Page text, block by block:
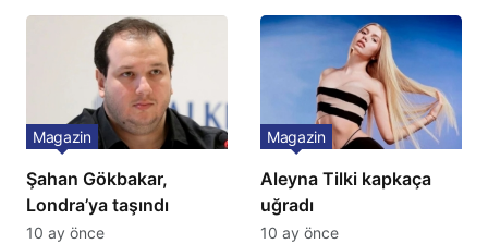
Çağla Şikel’den Şok
Gözünü 2 ilçeye dikti!
Şahan Gökbakar,
Londra’ya taşındı
Magazin
10 ay önce
Aleyna Tilki kapkaça
uğradı
Magazin
10 ay önce